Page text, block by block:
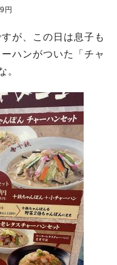
円
が、この日は息子も
ハンがついた「チャ
。